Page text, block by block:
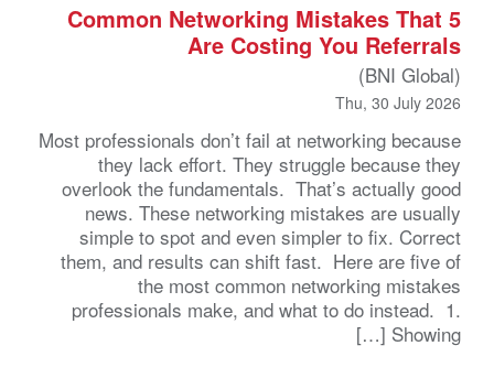
5 Common Networking Mistakes That
Are Costing You Referrals
(BNI Global)
Thu, 30 July 2026
Most professionals don’t fail at networking because
they lack effort. They struggle because they
overlook the fundamentals. That’s actually good
news. These networking mistakes are usually
simple to spot and even simpler to fix. Correct
them, and results can shift fast. Here are five of
the most common networking mistakes
professionals make, and what to do instead. 1.
Showing […]